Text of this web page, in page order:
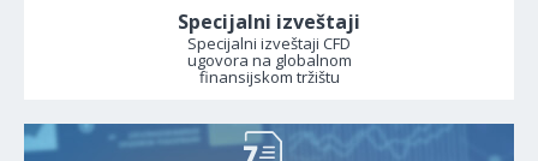
Specijalni izveštaji
Specijalni izveštaji CFD
ugovora na globalnom
finansijskom tržištu